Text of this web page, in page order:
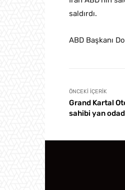
saldırdı.
ABD Başkanı
ÖNCEKI İÇERIK
Grand Kartal
sahibi yan